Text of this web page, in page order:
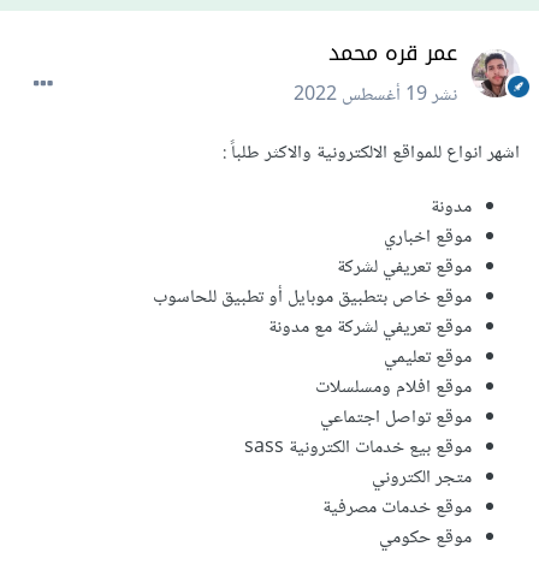
عمر قره محمد
نشر19 أغسطس 2022
اشهر انواع للمواقع الالكترونية والاكثر طلباً :
مدونة
موقع اخباري
موقع تعريفي لشركة
موقع خاص بتطبيق موبايل أو تطبيق للحاسوب
موقع تعريفي لشركة مع مدونة
موقع تعليمي
موقع افلام ومسلسلات
موقع تواصل اجتماعي
موقع بيع خدمات الكترونية sass
متجر الكتروني
موقع خدمات مصرفية
موقع حكومي